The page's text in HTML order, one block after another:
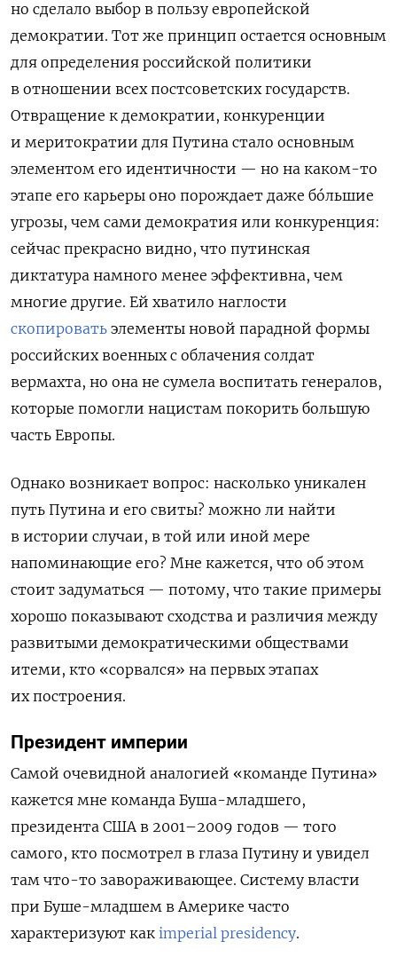
но сделало выбор в пользу европейской
демократии. Тот же принцип остается основным
для определения российской политики
в отношении всех постсоветских государств.
Отвращение к демократии, конкуренции
и меритократии для Путина стало основным
элементом его идентичности — но на каком-то
этапе его карьеры оно порождает даже бóльшие
угрозы, чем сами демократия или конкуренция:
сейчас прекрасно видно, что путинская
диктатура намного менее эффективна, чем
многие другие. Ей хватило наглости
скопировать элементы новой парадной формы
российских военных с облачения солдат
вермахта, но она не сумела воспитать генералов,
которые помогли нацистам покорить большую
часть Европы.
Однако возникает вопрос: насколько уникален
путь Путина и его свиты? можно ли найти
в истории случаи, в той или иной мере
напоминающие его? Мне кажется, что об этом
стоит задуматься — потому, что такие примеры
хорошо показывают сходства и различия между
развитыми демократическими обществами
итеми, кто «сорвался» на первых этапах
их построения.
Президент империи
Самой очевидной аналогией «команде Путина»
кажется мне команда Буша-младшего,
президента США в 2001–2009 годов — того
самого, кто посмотрел в глаза Путину и увидел
там что-то завораживающее. Систему власти
при Буше-младшем в Америке часто
характеризуют как imperial presidency.